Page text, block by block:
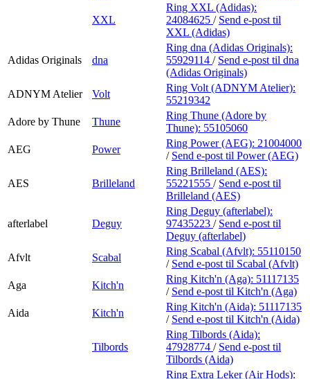
XXL
Ring XXL (Adidas):
24084625 / Send e-post til
XXL (Adidas)
Adidas Originals dna
Ring dna (Adidas Originals):
55929114 / Send e-post til dna
(Adidas Originals)
ADNYM Atelier
Volt
Ring Volt (ADNYM Atelier):
55219342
Adore by Thune
Thune
Ring Thune (Adore by
Thune): 55105060
AEG
Power
Ring Power (AEG): 21004000
/ Send e-post til Power (AEG)
AES Brilleland
Ring Brilleland (AES):
55221555 / Send e-post til
Brilleland (AES)
afterlabel Deguy
Ring Deguy (afterlabel):
97435223 / Send e-post til
Deguy (afterlabel)
Afvlt
Scabal
Ring Scabal (Afvlt): 55110150
/ Send e-post til Scabal (Afvlt)
Aga
Kitch'n
Ring Kitch'n (Aga): 51117135
/ Send e-post til Kitch'n (Aga)
Aida
Kitch'n
Ring Kitch'n (Aida): 51117135
/ Send e-post til Kitch'n (Aida)
Tilbords
Ring Tilbords (Aida):
47928774 / Send e-post til
Tilbords (Aida)
Ring Extra Leker (Air Hods):